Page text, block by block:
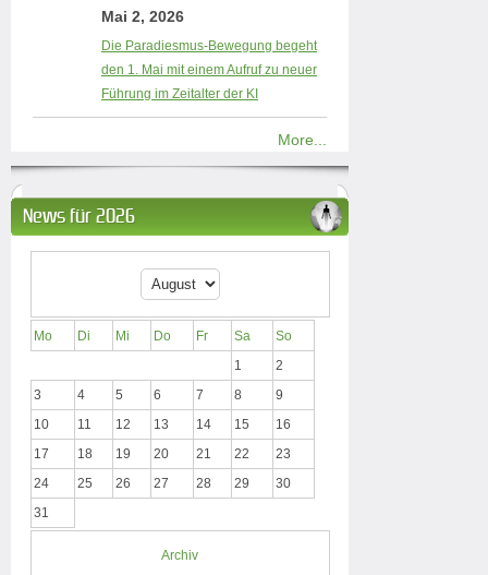
Mai 2, 2026
Die Paradiesmus-Bewegung begeht
den 1. Mai mit einem Aufruf zu neuer
Führung im Zeitalter der KI
More...
News für 2026
Mo Di Mi Do Fr Sa
So
1
2
3
4 5 6 7 8
9
10
11 12 13 14 15
16
17
18 19 20 21 22
23
24
25 26 27 28 29
30
31
Archiv